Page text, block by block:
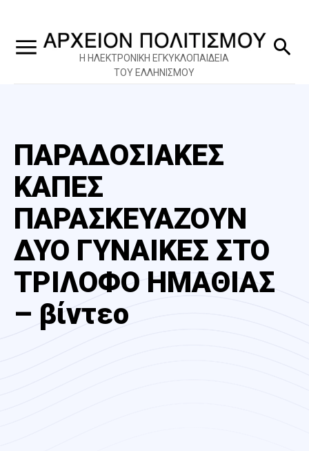
Η ΗΛΕΚΤΡΟΝΙΚΗ ΕΓΚΥΚΛΟΠΑΙΔΕΙΑ
ΤΟΥ ΕΛΛΗΝΙΣΜΟΥ
ΠΑΡΑΔΟΣΙΑΚΕΣ
ΚΑΠΕΣ
ΠΑΡΑΣΚΕΥΑΖΟΥΝ
ΔΥΟ ΓΥΝΑΙΚΕΣ ΣΤΟ
ΤΡΙΛΟΦΟ ΗΜΑΘΙΑΣ
– βίντεο